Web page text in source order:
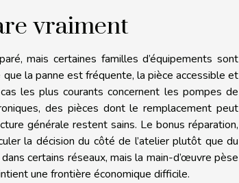
vraiment
mais certaines familles d’équipements sont
la panne est fréquente, la pièce accessible et
les plus courants concernent les pompes de
des pièces dont le remplacement peut
générale restent sains. Le bonus réparation,
la décision du côté de l’atelier plutôt que du
certains réseaux, mais la main-d’œuvre pèse
une frontière économique difficile.